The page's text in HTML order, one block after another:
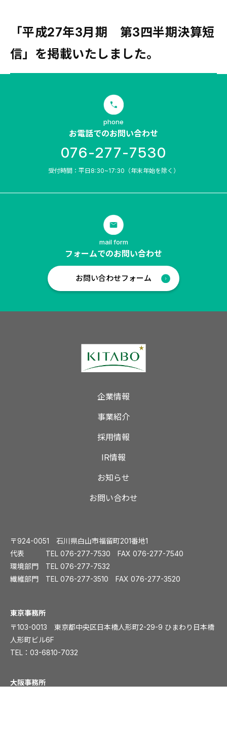
「平成27年3月期 第3四半期決算短
信」を掲載いたしました。
phone
お電話でのお問い合わせ
076-277-7530
受付時間：平日8:30~17:30（年末年始を除く）
mail form
フォームでのお問い合わせ
お問い合わせフォーム
企業情報
事業紹介
採用情報
IR情報
お知らせ
お問い合わせ
〒924-0051 石川県白山市福留町201番地1
代表 TEL 076-277-7530 FAX 076-277-7540
環境部門 TEL 076-277-7532
繊維部門 TEL 076-277-3510 FAX 076-277-3520
️東京事務所
〒103-0013 東京都中央区日本橋人形町2-29-9 ひまわり日本橋
人形町ビル6F
TEL： 03-6810-7032
大阪事務所